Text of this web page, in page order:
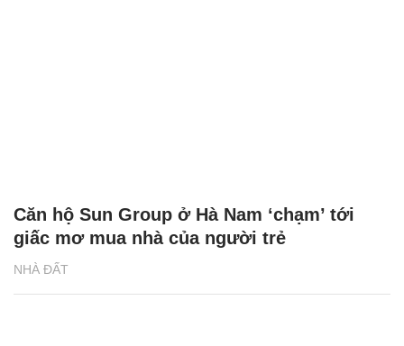
NHÀ ĐẤT
Căn hộ Sun Group ở Hà Nam ‘chạm’ tới
giấc mơ mua nhà của người trẻ